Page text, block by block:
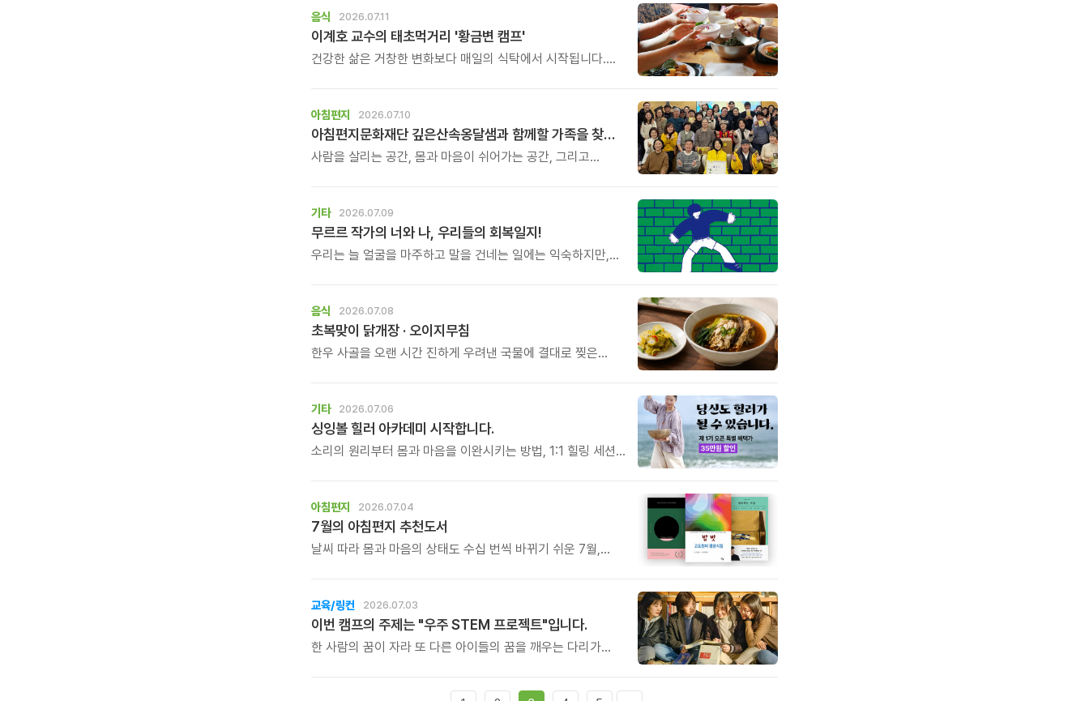
돌아가는 날들이 반복되곤 하지요. 하루명상은 멀리 떠나는
여행도, 거창한 결심도 필요하지 않습니다.
음식 2026.07.11
이계호 교수의 태초먹거리 '황금변 캠프'
건강한 삶은 거창한 변화보다 매일의 식탁에서 시작됩니다.
받은 이계호 교수와 함께하는 태초먹거리 황금변 캠프
아침편지 2026.07.10
아침편지문화재단 깊은산속옹달샘과 함께할 가족을 찾습니다.
사람을 살리는 공간, 몸과 마음이 쉬어가는 공간, 그리고
기다립니다.
기타 2026.07.09
무르르 작가의 너와 나, 우리들의 회복일지!
우리는 늘 얼굴을 마주하고 말을 건네는 일에는 익숙하지만,
\'등을 맞대는 관계\'의 힘을 이야기합니다.
음식 2026.07.08
초복맞이 닭개장 · 오이지무침
한우 사골을 오랜 시간 진하게 우려낸 국물에 결대로 찢은
정성을 들여 끓여낸 닭개장입니다.
기타 2026.07.06
싱잉볼 힐러 아카데미 시작합니다.
소리의 원리부터 몸과 마음을 이완시키는 방법, 1:1 힐링 세션,
아침편지 2026.07.04
7월의 아침편지 추천도서
날씨 따라 몸과 마음의 상태도 수십 번씩 바뀌기 쉬운 7월,
교육/링컨 2026.07.03
이번 캠프의 주제는 "우주 STEM 프로젝트"입니다.
한 사람의 꿈이 자라 또 다른 아이들의 꿈을 깨우는 다리가